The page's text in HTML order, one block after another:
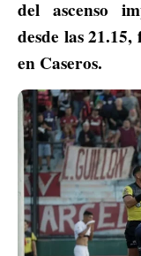
del ascenso
desde las
en Caseros.